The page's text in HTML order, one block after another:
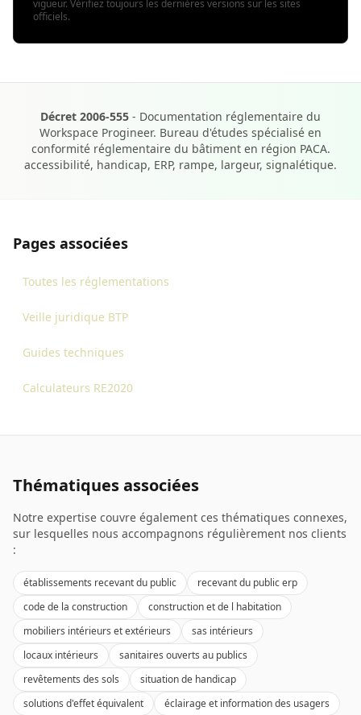
vigueur. Vérifiez toujours les dernières versions sur les sites
officiels.
Décret 2006-555 - Documentation réglementaire du
Workspace Progineer. Bureau d'études spécialisé en
conformité réglementaire du bâtiment en région PACA.
accessibilité, handicap, ERP, rampe, largeur, signalétique.
Pages associées
Toutes les réglementations
Veille juridique BTP
Guides techniques
Calculateurs RE2020
Thématiques associées
Notre expertise couvre également ces thématiques connexes,
sur lesquelles nous accompagnons régulièrement nos clients
:
établissements recevant du public
recevant du public erp
code de la construction
construction et de l habitation
mobiliers intérieurs et extérieurs
sas intérieurs
locaux intérieurs
sanitaires ouverts au publics
revêtements des sols
situation de handicap
solutions d'effet équivalent
éclairage et information des usagers